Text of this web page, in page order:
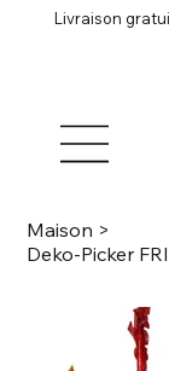
Livraison
Maison >